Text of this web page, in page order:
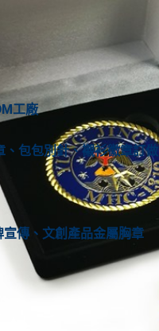
工廠
、包包別針、襯衫徽章訂做
傳、文創產品金屬胸章